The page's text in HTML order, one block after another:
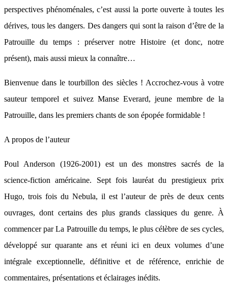
perspectives phénoménales, c’est aussi la porte ouverte à toutes les
dérives, tous les dangers. Des dangers qui sont la raison d’être de la
Patrouille du temps : préserver notre Histoire (et donc, notre
présent), mais aussi mieux la connaître…
Bienvenue dans le tourbillon des siècles ! Accrochez-vous à votre
sauteur temporel et suivez Manse Everard, jeune membre de la
Patrouille, dans les premiers chants de son épopée formidable !
A propos de l’auteur
Poul Anderson (1926-2001) est un des monstres sacrés de la
science-fiction américaine. Sept fois lauréat du prestigieux prix
Hugo, trois fois du Nebula, il est l’auteur de près de deux cents
ouvrages, dont certains des plus grands classiques du genre. À
commencer par La Patrouille du temps, le plus célèbre de ses cycles,
développé sur quarante ans et réuni ici en deux volumes d’une
intégrale exceptionnelle, définitive et de référence, enrichie de
commentaires, présentations et éclairages inédits.